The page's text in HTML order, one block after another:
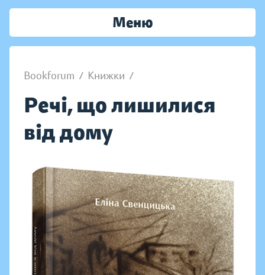
Меню
Bookforum / Книжки /
Речі, що лишилися
від дому